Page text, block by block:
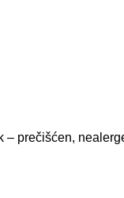
prečišćen,